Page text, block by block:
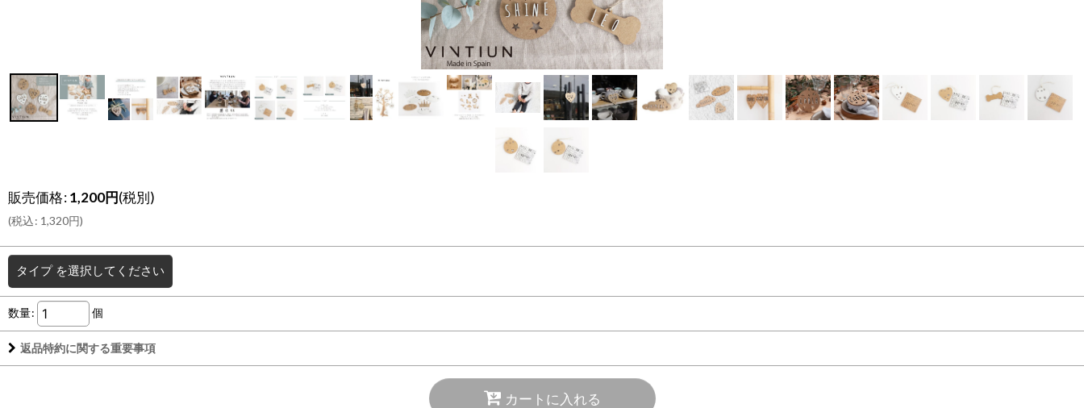
販売価格:1,200円(税別)
(税込: 1,320円)
タイプ を選択してください
数量: 個
返品特約に関する重要事項
カートに入れる